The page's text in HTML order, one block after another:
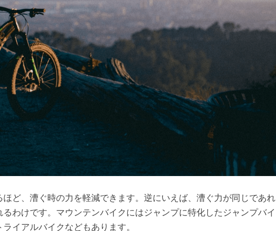
ほど、漕ぐ時の力を軽減できます。逆にいえば、漕ぐ力が同じであれ
わけです。マウンテンバイクにはジャンプに特化したジャンプバイ
イアルバイクなどもあります。